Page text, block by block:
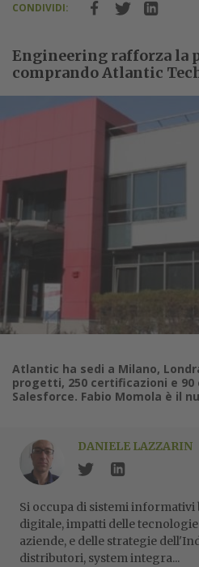
CONDIVIDI:
Engineering rafforza la
comprando Atlantic
Atlantic ha sedi a Milano,
progetti, 250 certificazioni e
Salesforce. Fabio Momola è il
DANIELE LAZZARIN
Si occupa di sistemi
digitale, impatti delle
aziende, e delle strategie
distributori, system integra...